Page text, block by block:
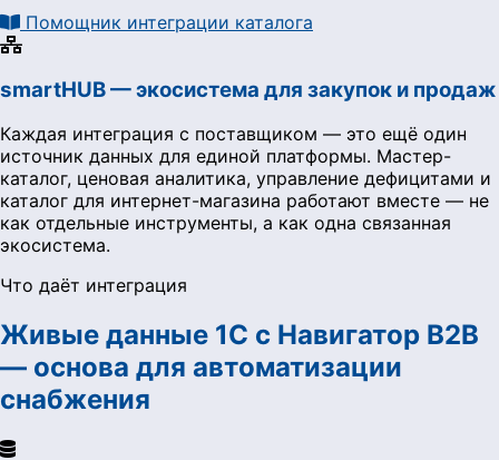
Помощник интеграции каталога
smartHUB — экосистема для закупок и продаж
Каждая интеграция с поставщиком — это ещё один
источник данных для единой платформы. Мастер-
каталог, ценовая аналитика, управление дефицитами и
каталог для интернет-магазина работают вместе — не
как отдельные инструменты, а как одна связанная
экосистема.
Что даёт интеграция
Живые данные 1С с Навигатор B2B
— основа для автоматизации
снабжения